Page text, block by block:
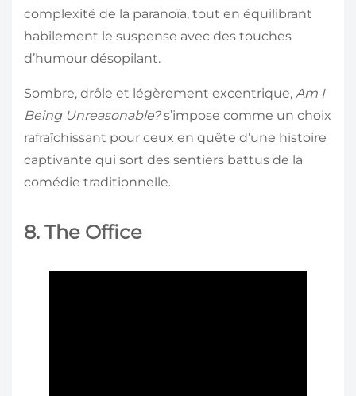
complexité de la paranoïa, tout en équilibrant
habilement le suspense avec des touches
d’humour désopilant.
Sombre, drôle et légèrement excentrique, Am I
Being Unreasonable?s’impose comme un choix
rafraîchissant pour ceux en quête d’une histoire
captivante qui sort des sentiers battus de la
comédie traditionnelle.
8. The Office